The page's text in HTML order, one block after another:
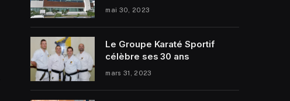
mai 30, 2023
Le Groupe Karaté Sportif
célèbre ses 30 ans
mars 31, 2023